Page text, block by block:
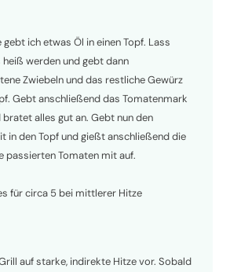
gebt ich etwas Öl in einen Topf. Lass
werden und gebt dann
Zwiebeln und das restliche Gewürz
Gebt anschließend das Tomatenmark
bratet alles gut an. Gebt nun den
in den Topf und gießt anschließend die
passierten Tomaten mit auf.
für circa 5 bei mittlerer Hitze
auf starke, indirekte Hitze vor. Sobald